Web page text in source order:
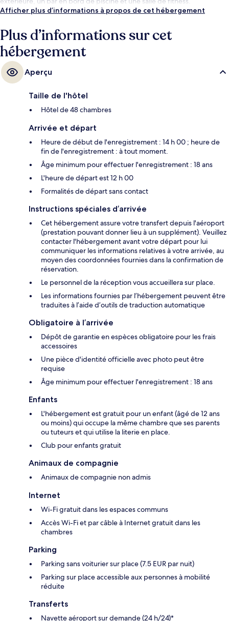
Afficher plus d’informations à propos de cet hébergement
Plus d’informations sur cet
hébergement
Aperçu
Taille de l'hôtel
Hôtel de 48 chambres
Arrivée et départ
Heure de début de l'enregistrement : 14 h 00 ; heure de
fin de l'enregistrement : à tout moment.
Âge minimum pour effectuer l'enregistrement : 18 ans
L'heure de départ est 12 h 00
Formalités de départ sans contact
Instructions spéciales d’arrivée
Cet hébergement assure votre transfert depuis l'aéroport
(prestation pouvant donner lieu à un supplément). Veuillez
contacter l'hébergement avant votre départ pour lui
communiquer les informations relatives à votre arrivée, au
moyen des coordonnées fournies dans la confirmation de
réservation.
Le personnel de la réception vous accueillera sur place.
Les informations fournies par l’hébergement peuvent être
traduites à l’aide d’outils de traduction automatique
Obligatoire à l’arrivée
Dépôt de garantie en espèces obligatoire pour les frais
accessoires
Une pièce d'identité officielle avec photo peut être
requise
Âge minimum pour effectuer l'enregistrement : 18 ans
Enfants
L'hébergement est gratuit pour un enfant (âgé de 12 ans
ou moins) qui occupe la même chambre que ses parents
ou tuteurs et qui utilise la literie en place.
Club pour enfants gratuit
Animaux de compagnie
Animaux de compagnie non admis
Internet
Wi-Fi gratuit dans les espaces communs
Accès Wi-Fi et par câble à Internet gratuit dans les
chambres
Parking
Parking sans voiturier sur place (7.5 EUR par nuit)
Parking sur place accessible aux personnes à mobilité
réduite
Transferts
Navette aéroport sur demande (24 h/24)*